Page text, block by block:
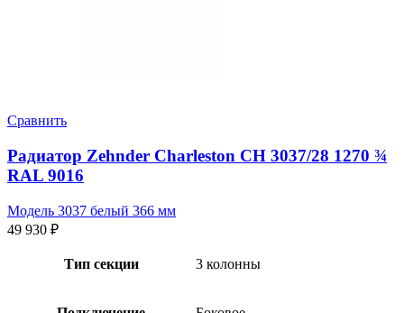
Сравнить
Радиатор Zehnder Charleston CH 3037/28 1270 ¾
RAL 9016
Модель 3037 белый 366 мм
49 930 ₽
Тип секции 3 колонны